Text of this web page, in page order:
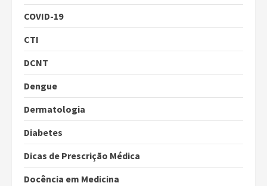
COVID-19
CTI
DCNT
Dengue
Dermatologia
Diabetes
Dicas de Prescrição Médica
Docência em Medicina